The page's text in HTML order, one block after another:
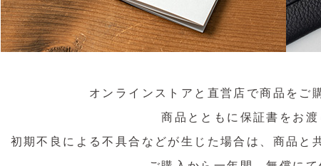
オンラインストアと直営店で商品をご
商品とともに保証書をお渡
初期不良による不具合などが生じた場合は、商品と